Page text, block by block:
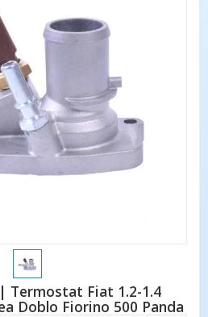
| Termostat Fiat 1.2-1.4
Doblo Fiorino 500 Panda